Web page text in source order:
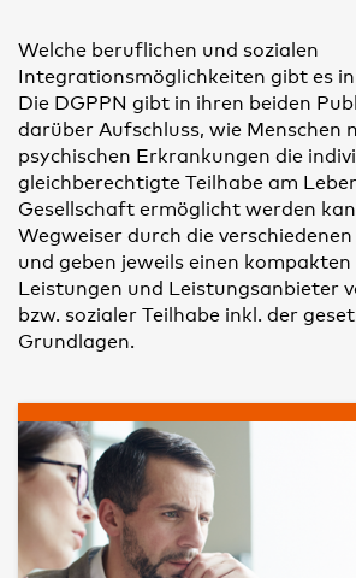
Welche beruflichen und sozialen
Integrationsmöglichkeiten gibt es
Die DGPPN gibt in ihren beiden
darüber Aufschluss, wie Menschen
psychischen Erkrankungen die
gleichberechtigte Teilhabe am
Gesellschaft ermöglicht werden
Wegweiser durch die
und geben jeweils einen
Leistungen und Leistungsanbieter
bzw. sozialer Teilhabe inkl. der
Grundlagen.